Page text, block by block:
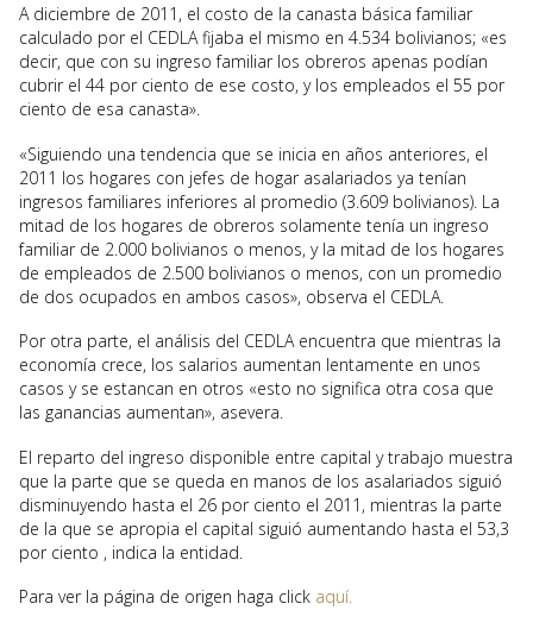
A diciembre de 2011, el costo de la canasta básica familiar
calculado por el CEDLA fijaba el mismo en 4.534 bolivianos; «es
decir, que con su ingreso familiar los obreros apenas podían
cubrir el 44 por ciento de ese costo, y los empleados el 55 por
ciento de esa canasta».
«Siguiendo una tendencia que se inicia en años anteriores, el
2011 los hogares con jefes de hogar asalariados ya tenían
ingresos familiares inferiores al promedio (3.609 bolivianos). La
mitad de los hogares de obreros solamente tenía un ingreso
familiar de 2.000 bolivianos o menos, y la mitad de los hogares
de empleados de 2.500 bolivianos o menos, con un promedio
de dos ocupados en ambos casos», observa el CEDLA.
Por otra parte, el análisis del CEDLA encuentra que mientras la
economía crece, los salarios aumentan lentamente en unos
casos y se estancan en otros «esto no significa otra cosa que
las ganancias aumentan», asevera.
El reparto del ingreso disponible entre capital y trabajo muestra
que la parte que se queda en manos de los asalariados siguió
disminuyendo hasta el 26 por ciento el 2011, mientras la parte
de la que se apropia el capital siguió aumentando hasta el 53,3
por ciento , indica la entidad.
Para ver la página de origen haga click aquí.